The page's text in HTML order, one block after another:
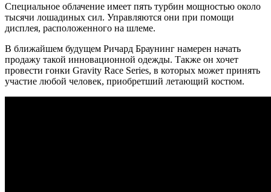
Специальное облачение имеет пять турбин мощностью около
тысячи лошадиных сил. Управляются они при помощи
дисплея, расположенного на шлеме.
В ближайшем будущем Ричард Браунинг намерен начать
продажу такой инновационной одежды. Также он хочет
провести гонки Gravity Race Series, в которых может принять
участие любой человек, приобретший летающий костюм.